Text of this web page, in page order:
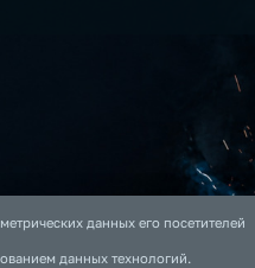
данных его посетителей
данных технологий.